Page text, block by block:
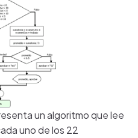
un algoritmo que lee
uno de los 22